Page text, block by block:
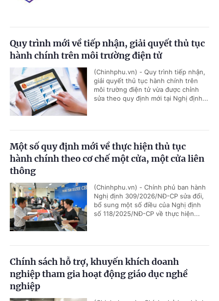
Quy trình mới về tiếp nhận, giải quyết thủ tục
hành chính trên môi trường điện tử
(Chinhphu.vn) - Quy trình tiếp nhận,
giải quyết thủ tục hành chính trên
môi trường điện tử vừa được chỉnh
sửa theo quy định mới tại Nghị định...
Một số quy định mới về thực hiện thủ tục
hành chính theo cơ chế một cửa, một cửa liên
thông
(Chinhphu.vn) - Chính phủ ban hành
Nghị định 309/2026/NĐ-CP sửa đổi,
bổ sung một số điều của Nghị định
số 118/2025/NĐ-CP về thực hiện...
Chính sách hỗ trợ, khuyến khích doanh
nghiệp tham gia hoạt động giáo dục nghề
nghiệp